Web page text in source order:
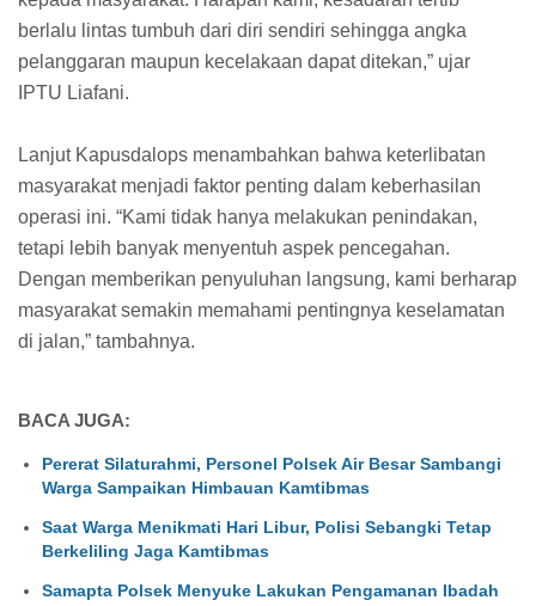
berlalu lintas tumbuh dari diri sendiri sehingga angka
pelanggaran maupun kecelakaan dapat ditekan,” ujar
IPTU Liafani.
Lanjut Kapusdalops menambahkan bahwa keterlibatan
masyarakat menjadi faktor penting dalam keberhasilan
operasi ini. “Kami tidak hanya melakukan penindakan,
tetapi lebih banyak menyentuh aspek pencegahan.
Dengan memberikan penyuluhan langsung, kami berharap
masyarakat semakin memahami pentingnya keselamatan
di jalan,” tambahnya.
BACA JUGA:
Pererat Silaturahmi, Personel Polsek Air Besar Sambangi
Warga Sampaikan Himbauan Kamtibmas
Saat Warga Menikmati Hari Libur, Polisi Sebangki Tetap
Berkeliling Jaga Kamtibmas
Samapta Polsek Menyuke Lakukan Pengamanan Ibadah